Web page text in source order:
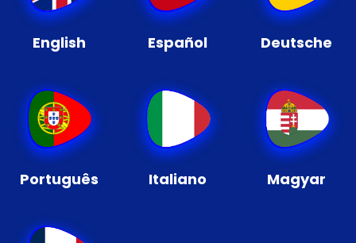
English Español Deutsche
Português Italiano Magyar